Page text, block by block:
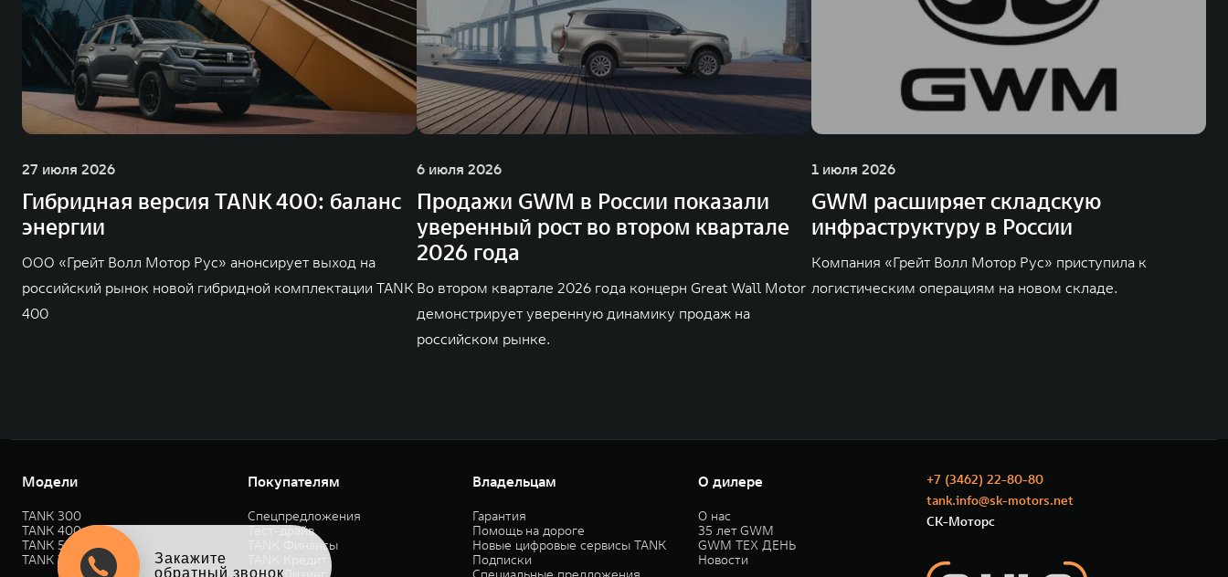
27 июля 2026
Гибридная версия TANK 400: баланс
энергии
ООО «Грейт Волл Мотор Рус» анонсирует выход на
российский рынок новой гибридной комплектации TANK
400
6 июля 2026
Продажи GWM в России показали
уверенный рост во втором квартале
2026 года
Во втором квартале 2026 года концерн Great Wall Motor
демонстрирует уверенную динамику продаж на
российском рынке.
1 июля 2026
GWM расширяет складскую
инфраструктуру в России
Компания «Грейт Волл Мотор Рус» приступила к
логистическим операциям на новом складе.
Модели
TANK 300
TANK 400
TANK 500
TANK 700
Покупателям
Спецпредложения
Тест-драйв
TANK Финансы
Владельцам
Гарантия
Помощь на дороге
Новые цифровые сервисы TANK
Подписки
О дилере
О нас
35 лет GWM
GWM ТЕХ ДЕНЬ
Новости
+7 (3462) 22-80-80
tank.info@sk-motors.net
СК-Моторс
Закажите
обратный звонок